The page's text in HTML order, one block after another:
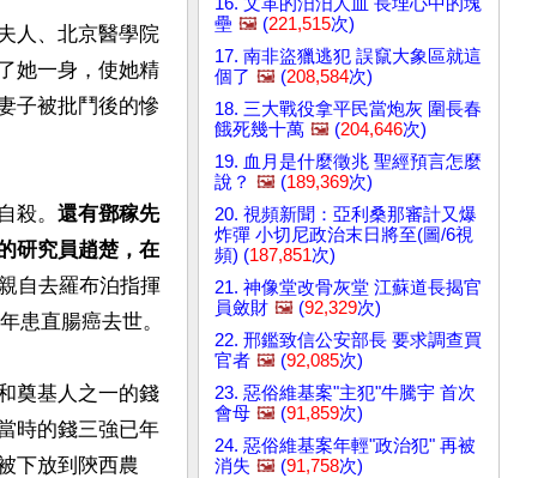
人、北京醫學院
她一身，使她精
子被批鬥後的慘
殺。 還有鄧稼先
研究員趙楚，在
自去羅布泊指揮
患直腸癌去世。
奠基人之一的錢
時的錢三強已年
下放到陝西農
壘 🖼️ (221,515次)
17. 南非盜獵逃犯 誤竄大象區就這
個了 🖼️ (208,584次)
18. 三大戰役拿平民當炮灰 圍長春
餓死幾十萬 🖼️ (204,646次)
19. 血月是什麼徵兆 聖經預言怎麼
說？ 🖼️ (189,369次)
20. 視頻新聞：亞利桑那審計又爆
炸彈 小切尼政治末日將至(圖/6視
頻) (187,851次)
21. 神像堂改骨灰堂 江蘇道長揭官
員斂財 🖼️ (92,329次)
22. 邢鑑致信公安部長 要求調查買
官者 🖼️ (92,085次)
23. 惡俗維基案"主犯"牛騰宇 首次
會母 🖼️ (91,859次)
24. 惡俗維基案年輕"政治犯" 再被
消失 🖼️ (91,758次)